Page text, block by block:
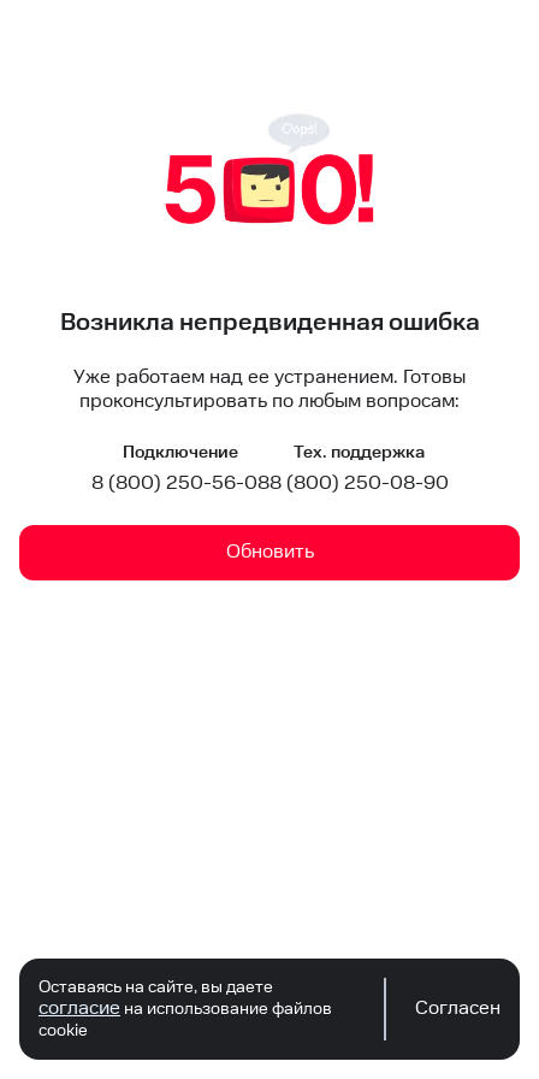
Возникла непредвиденная ошибка
Уже работаем над ее устранением. Готовы
проконсультировать по любым вопросам:
Подключение
8 (800) 250-56-08
Тех. поддержка
8 (800) 250-08-90
Обновить
Оставаясь на сайте, вы даете
согласие на использование файлов
cookie
Согласен